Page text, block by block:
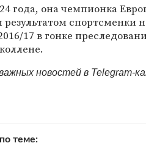
года, она чемпионка
спортсменки
17 в гонке
новостей в Telegram-
теме